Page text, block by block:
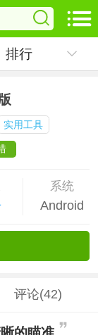
排行
实用工具
系统
Android
评论(42)